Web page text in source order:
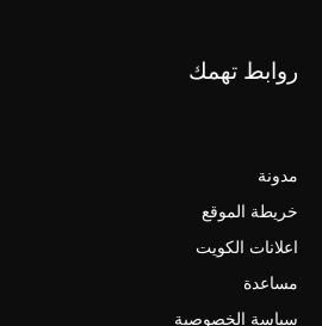
روابط تهمك
مدونة
خريطة الموقع
اعلانات الكويت
مساعدة
سياسة الخصوصية